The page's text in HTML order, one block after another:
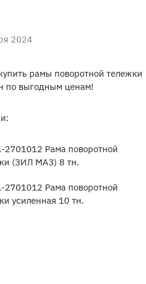
2024
рамы поворотной тележки
по выгодным ценам!
2701012 Рама поворотной
(ЗИЛ МАЗ) 8 тн.
2701012 Рама поворотной
усиленная 10 тн.